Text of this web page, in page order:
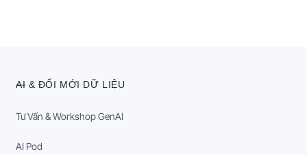
AI & ĐỔI MỚI DỮ LIỆU
Tư Vấn & Workshop GenAI
AI Pod